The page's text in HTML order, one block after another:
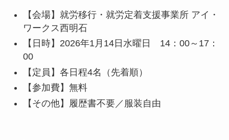
【会場】就労移行・就労定着支援事業所 アイ・
ワークス西明石
【日時】2026年1月14日水曜日 14：00～17：
00
【定員】各日程4名（先着順）
【参加費】無料
【その他】履歴書不要／服装自由